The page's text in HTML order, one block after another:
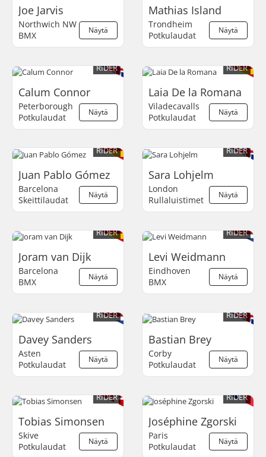
Joe Jarvis
Näytä
Northwich NW
BMX
Mathias Island
Näytä
Trondheim
Potkulaudat
RIDER
Calum Connor
Näytä
Peterborough
Potkulaudat
RIDER
Laia De la Romana
Näytä
Viladecavalls
Potkulaudat
RIDER
Juan Pablo Gómez
Näytä
Barcelona
Skeittilaudat
RIDER
Sara Lohjelm
Näytä
London
Rullaluistimet
RIDER
Joram van Dijk
Näytä
Barcelona
BMX
RIDER
Levi Weidmann
Näytä
Eindhoven
BMX
RIDER
Davey Sanders
Näytä
Asten
Potkulaudat
RIDER
Bastian Brey
Näytä
Corby
Potkulaudat
RIDER
Tobias Simonsen
Näytä
Skive
Potkulaudat
RIDER
Joséphine Zgorski
Näytä
Paris
Potkulaudat